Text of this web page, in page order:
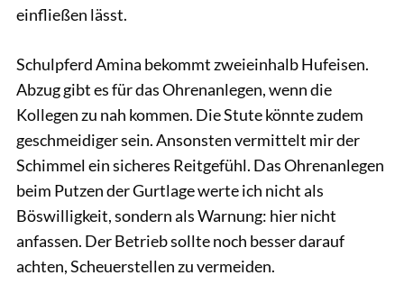
einfließen lässt.
Schulpferd Amina bekommt zweieinhalb Hufeisen.
Abzug gibt es für das Ohrenanlegen, wenn die
Kollegen zu nah kommen. Die Stute könnte zudem
geschmeidiger sein. Ansonsten vermittelt mir der
Schimmel ein sicheres Reitgefühl. Das Ohrenanlegen
beim Putzen der Gurtlage werte ich nicht als
Böswilligkeit, sondern als Warnung: hier nicht
anfassen. Der Betrieb sollte noch besser darauf
achten, Scheuerstellen zu vermeiden.